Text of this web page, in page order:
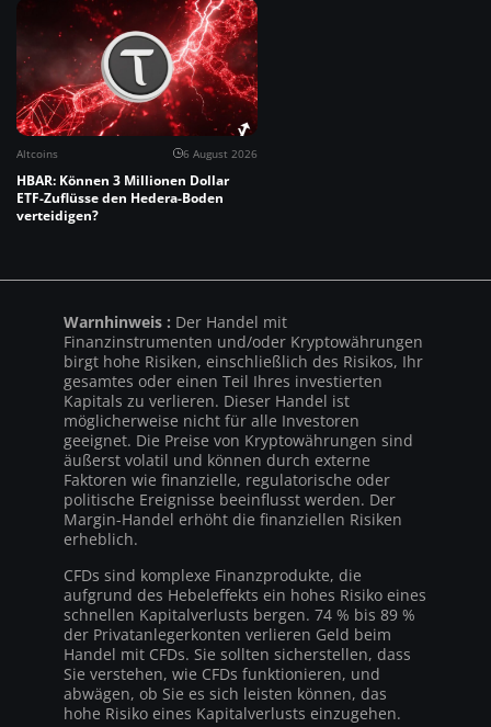
Altcoins 6 August 2026
HBAR: Können 3 Millionen Dollar
ETF-Zuflüsse den Hedera-Boden
verteidigen?
Warnhinweis : Der Handel mit
Finanzinstrumenten und/oder Kryptowährungen
birgt hohe Risiken, einschließlich des Risikos, Ihr
gesamtes oder einen Teil Ihres investierten
Kapitals zu verlieren. Dieser Handel ist
möglicherweise nicht für alle Investoren
geeignet. Die Preise von Kryptowährungen sind
äußerst volatil und können durch externe
Faktoren wie finanzielle, regulatorische oder
politische Ereignisse beeinflusst werden. Der
Margin-Handel erhöht die finanziellen Risiken
erheblich.
CFDs sind komplexe Finanzprodukte, die
aufgrund des Hebeleffekts ein hohes Risiko eines
schnellen Kapitalverlusts bergen. 74 % bis 89 %
der Privatanlegerkonten verlieren Geld beim
Handel mit CFDs. Sie sollten sicherstellen, dass
Sie verstehen, wie CFDs funktionieren, und
abwägen, ob Sie es sich leisten können, das
hohe Risiko eines Kapitalverlusts einzugehen.